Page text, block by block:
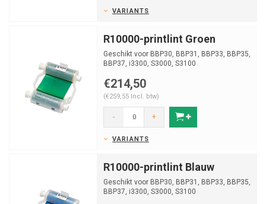
VARIANTS
R10000-printlint Groen
Geschikt voor BBP30, BBP31, BBP33, BBP35,
BBP37, i3300, S3000, S3100
€214,50
(€259,55 Incl. btw)
- +
VARIANTS
R10000-printlint Blauw
Geschikt voor BBP30, BBP31, BBP33, BBP35,
BBP37, i3300, S3000, S3100